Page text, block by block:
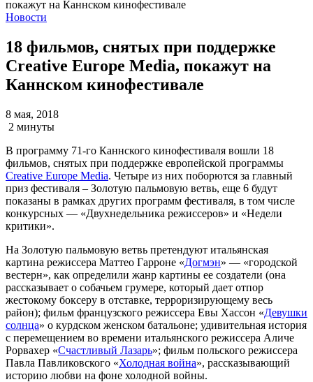
Новости
18 фильмов, снятых при поддержке
Creative Europe Media, покажут на
Каннском кинофестивале
8 мая, 2018
2 минуты
В программу 71-го Каннского кинофестиваля вошли 18
фильмов, снятых при поддержке европейской программы
Creative Europe Media. Четыре из них поборются за главный
приз фестиваля – Золотую пальмовую ветвь, еще 6 будут
показаны в рамках других программ фестиваля, в том числе
конкурсных — «Двухнедельника режиссеров» и «Недели
критики».
На Золотую пальмовую ветвь претендуют итальянская
картина режиссера Маттео Гарроне «Догмэн» — «городской
вестерн», как определили жанр картины ее создатели (она
рассказывает о собачьем грумере, который дает отпор
жестокому боксеру в отставке, терроризирующему весь
район); фильм французского режиссера Евы Хассон «Девушки
солнца» о курдском женском батальоне; удивительная история
с перемещением во времени итальянского режиссера Аличе
Рорвахер «Счастливый Лазарь»; фильм польского режиссера
Павла Павликовского «Холодная война», рассказывающий
историю любви на фоне холодной войны.